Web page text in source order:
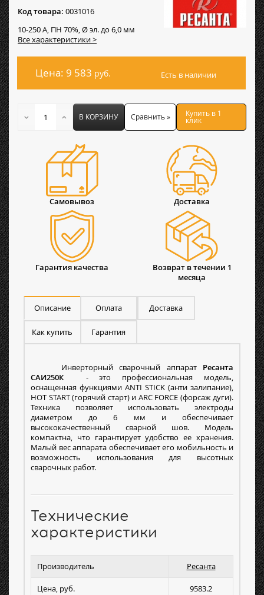
Код товара: 0031016
10-250 А, ПН 70%, Ø эл. до 6,0 мм
Все характеристики >
Цена: 9 583 руб. Есть в наличии
В КОРЗИНУ Сравнить » Купить в 1
клик
Самовывоз Доставка
Гарантия качества
Возврат в течении 1
месяца
Описание Оплата Доставка
Как купить Гарантия
Инверторный сварочный аппарат Ресанта
САИ250К - это профессиональная модель,
оснащенная функциями ANTI STICK (анти залипание),
HOT START (горячий старт) и ARC FORCE (форсаж дуги).
Техника позволяет использовать электроды
диаметром до 6 мм и обеспечивает
высококачественный сварной шов. Модель
компактна, что гарантирует удобство ее хранения.
Малый вес аппарата обеспечивает его мобильность и
возможность использования для высотных
сварочных работ.
Технические
характеристики
Производитель Ресанта
Цена, руб. 9583.2